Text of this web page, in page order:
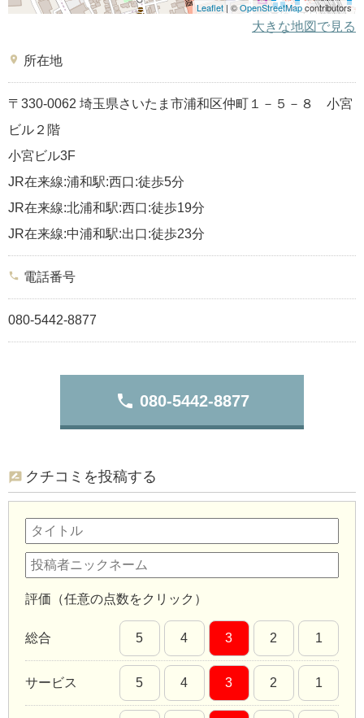
Leaflet | ©OpenStreetMapcontributors
大きな地図で見る
place 所在地
〒330-0062 埼玉県さいたま市浦和区仲町１－５－８ 小宮
ビル２階
小宮ビル3F
JR在来線:浦和駅:西口:徒歩5分
JR在来線:北浦和駅:西口:徒歩19分
JR在来線:中浦和駅:出口:徒歩23分
phone 電話番号
080-5442-8877
phone 080-5442-8877
クチコミを投稿する
評価（任意の点数をクリック）
総合 5 4 3 2 1
サービス 5 4 3 2 1